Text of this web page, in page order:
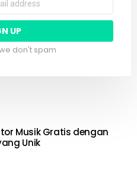
don't spam
Musik Gratis dengan
Unik